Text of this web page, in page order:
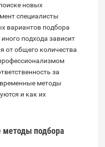
новых
специалисты
вариантов подбора
подхода зависит
от общего количества
за
методы
и как их
методы подбора